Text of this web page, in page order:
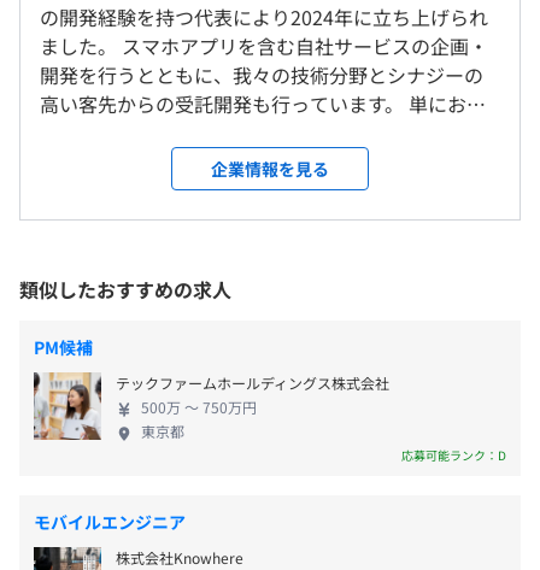
相談のうえ、ご希望のマシンを支給します。
・現時点では評価制度は設けておりませんが、半期ごとを
目安にフィードバックを実施したいと考えています。
東京本社
＜変更範囲＞
会社の定める場所（テレワークをおこなう場所を含む）
受動喫煙防止措置に関する事項
従業員に対する受動喫煙対策：敷地内禁煙
主性に任せています。
平均残業時間：基本残業はありません。
・完全週休2日制（土・日）
・ 通勤交通費（全額支給）
の開発経験を持つ代表により2024年に立ち上げられ
ました。 スマホアプリを含む自社サービスの企画・
開発を行うとともに、我々の技術分野とシナジーの
高い客先からの受託開発も行っています。 単にお客
く、これまで培った技術開発・サービス運営ノウハ
ウをもとに、お客さまのビジネスに新たな価値を提
供することが特長です。 ①スマホアプリの企画・開
トマネジメント（開発部門管理）
企業情報を見る
類似したおすすめの求人
PM候補
テックファームホールディングス株式会社
500万 〜 750万円
東京都
応募可能ランク：D
モバイルエンジニア
株式会社Knowhere